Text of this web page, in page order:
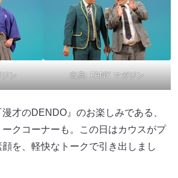
ジン 出典: FANY マガジン
才のDENDO』のお楽しみである、
クコーナーも。この日はカウスがプ
を、軽快なトークで引き出しまし